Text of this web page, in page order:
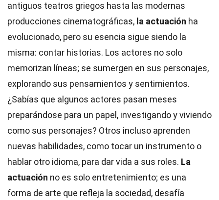
antiguos teatros griegos hasta las modernas
producciones cinematográficas, la actuación ha
evolucionado, pero su esencia sigue siendo la
misma: contar historias. Los actores no solo
memorizan líneas; se sumergen en sus personajes,
explorando sus pensamientos y sentimientos.
¿Sabías que algunos actores pasan meses
preparándose para un papel, investigando y viviendo
como sus personajes? Otros incluso aprenden
nuevas habilidades, como tocar un instrumento o
hablar otro idioma, para dar vida a sus roles. La
actuación no es solo entretenimiento; es una
forma de arte que refleja la sociedad, desafía